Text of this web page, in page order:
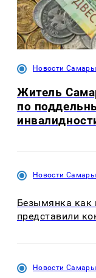
Новости Самары
Житель
по
Новости Самары
Безымянка как
представили
Новости Самары